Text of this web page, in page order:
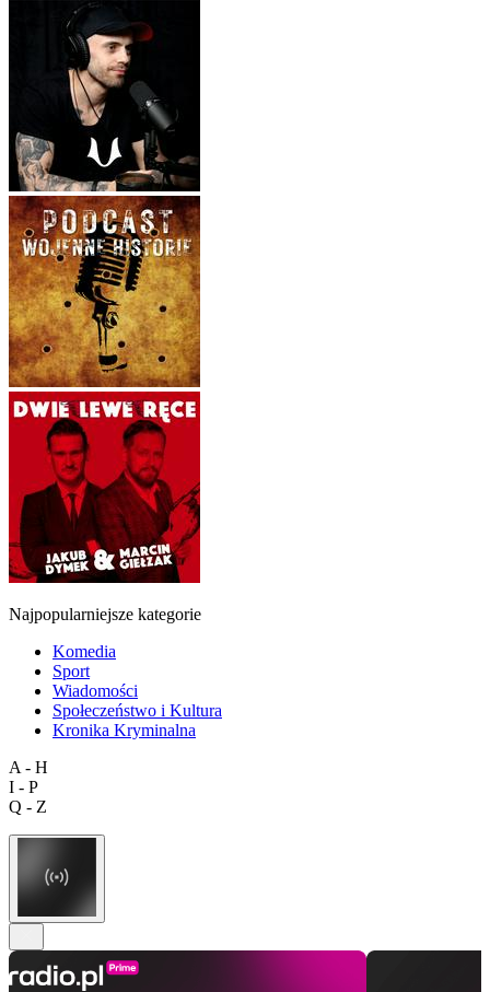
Najpopularniejsze kategorie
Komedia
Sport
Wiadomości
Społeczeństwo i Kultura
Kronika Kryminalna
A - H
I - P
Q - Z